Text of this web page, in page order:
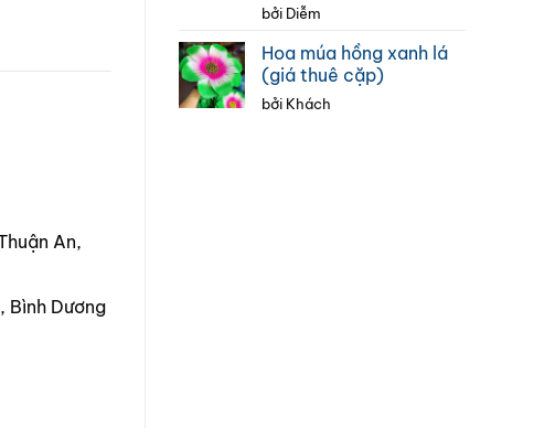
Được xếp
sao
bởi Diễm
Hoa múa hồng xanh lá
(giá thuê cặp)
bởi Khách
An,
Bình Dương